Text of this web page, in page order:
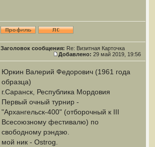
Заголовок сообщения: Re: Визитная Карточка
Добавлено: 29 май 2019, 19:56
Юркин Валерий Федорович (1961 года
образца)
г.Саранск, Республика Мордовия
Первый очный турнир -
"Архангельск-400" (отборочный к III
Всесоюзному фестивалю) по
свободному рэндзю.
мой ник - Ostrog.